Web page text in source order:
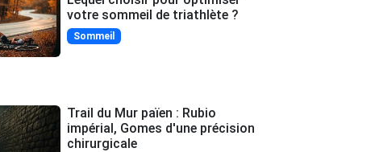
votre sommeil de triathlète ?
Sommeil
Trail du Mur païen : Rubio
impérial, Gomes d'une précision
chirurgicale